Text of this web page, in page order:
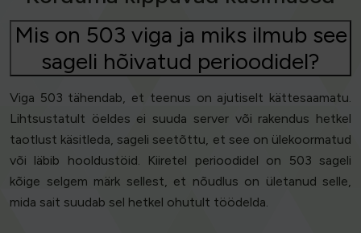
Mis on 503 viga ja miks ilmub see
sageli hõivatud perioodidel?
Viga 503 tähendab, et teenus on ajutiselt kättesaamatu.
Lihtsustatult öeldes ei suuda server või rakendus hetkel
taotlust käsitleda, sageli seetõttu, et see on ülekoormatud
või läbib hooldustöid. Kiiretel perioodidel on 503 sageli
kõige selgem märk sellest, et nõudlus on ületanud selle,
mida sait suudab sel hetkel ohutult töödelda.